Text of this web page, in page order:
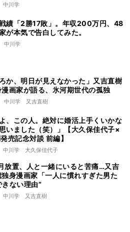
中川学
績「2勝17敗」。年収200万円、48
が本気で告白してみた。
中川学
か、明日が見えなかった」又吉直樹
画家が語る、氷河期世代の孤独
中川学 又吉直樹
、この人。絶対に婚活上手くいかな
いました（笑）」【大久保佳代子×
売記念対談 前編】
中川学 大久保佳代子
放置、人と一緒にいると苦痛…又吉
身漫画家「一人に慣れすぎた男た
きない理由”
中川学 又吉直樹